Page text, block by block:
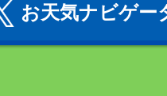
お天気ナビゲー